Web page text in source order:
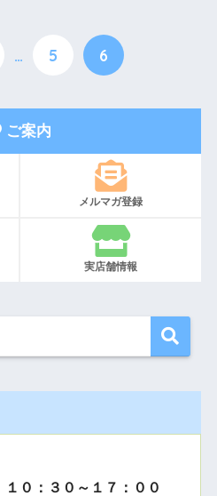
… 5 6
ご案内
メルマガ登録
実店舗情報
０：３０～１７：００